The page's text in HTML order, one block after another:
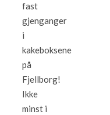
fast
gjenganger
i
kakeboksene
på
Fjellborg!
Ikke
minst i